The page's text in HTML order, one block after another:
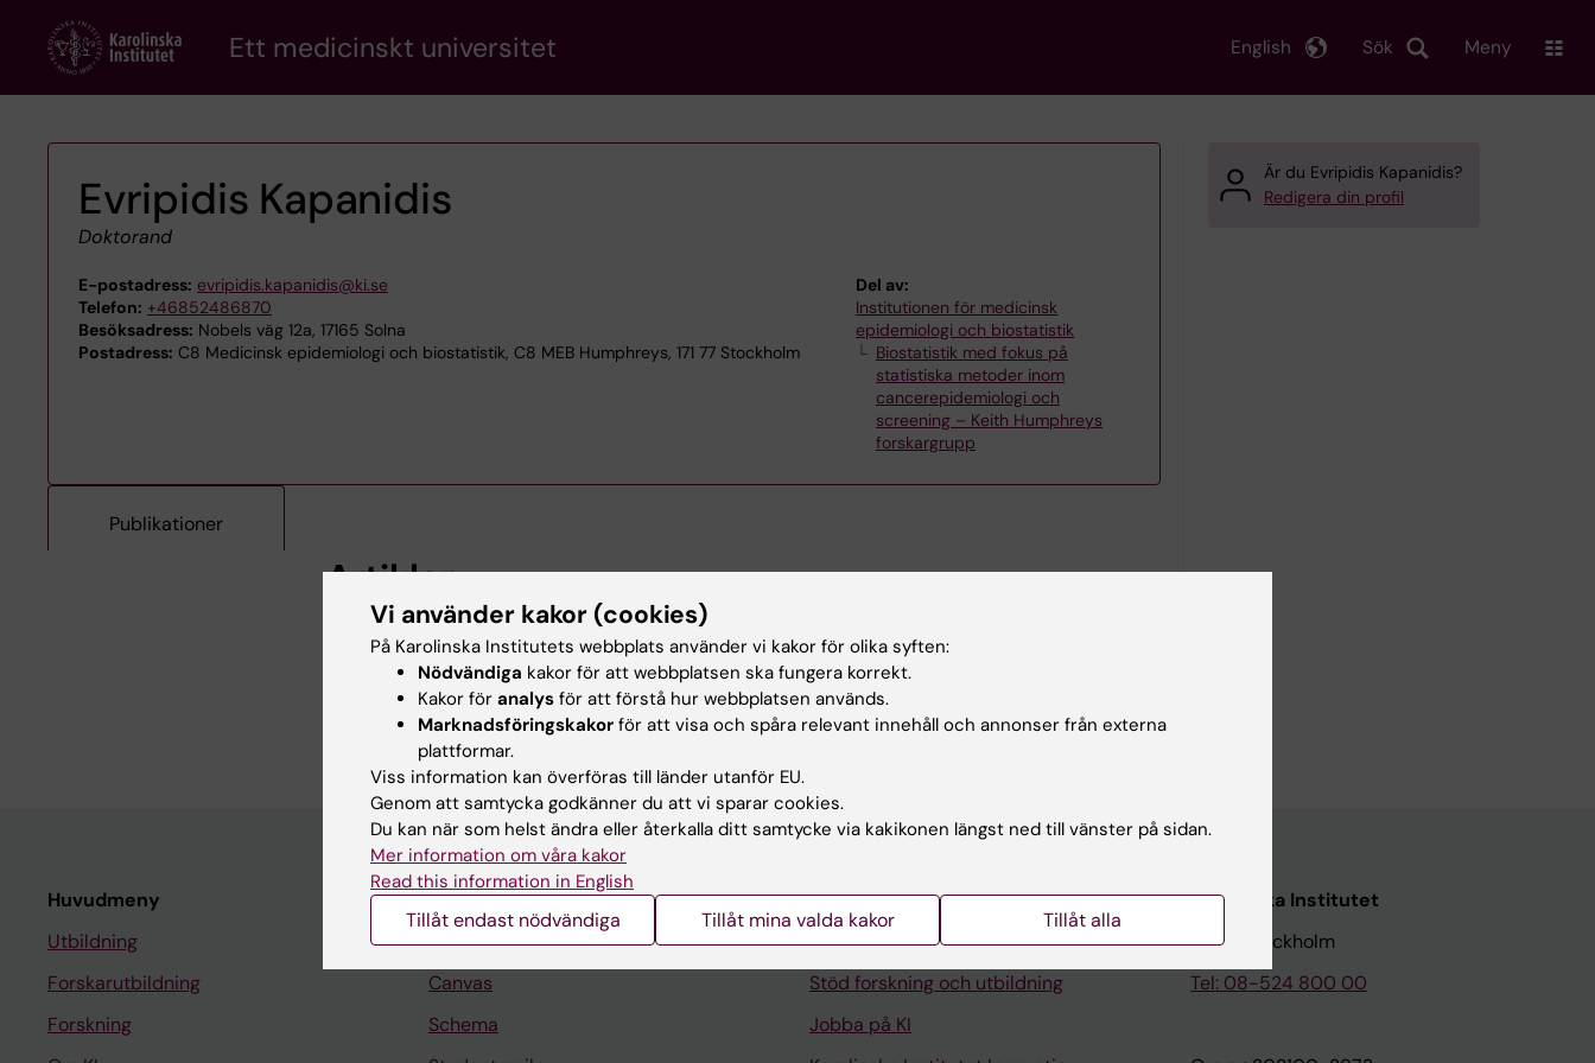
content
Ett medicinskt universitet Sök
English Meny
Evripidis Kapanidis
Doktorand
E-postadress: evripidis.kapanidis@ki.se
Telefon: +46852486870
Besöksadress: Nobels väg 12a, 17165 Solna
Postadress: C8 Medicinsk epidemiologi och biostatistik, C8 MEB Humphreys, 171 77 Stockholm
Del av:
Institutionen för medicinsk
epidemiologi och biostatistik
Biostatistik med fokus på
statistiska metoder inom
cancerepidemiologi och
screening – Keith Humphreys
forskargrupp
Publikationer
Artiklar
JOURNAL ARTICLE:JOURNAL OF MATHEMATICAL BIOLOGY.2026;92(6):96
A framework for jointly modeling the natural history of ductal carcinoma in situ and
invasive breast cancer
Kapanidis E; Humphreys K
Är du Evripidis Kapanidis?
Redigera din profil
Huvudmeny
Utbildning
Forskarutbildning
Forskning
Student
Ladok
Canvas
Schema
Kontakta och besök KI
Universitetsbiblioteket
Stöd forskning och utbildning
Jobba på KI
Karolinska Institutet
171 77 Stockholm
Tel: 08-524 800 00
Vi använder kakor (cookies)
På Karolinska Institutets webbplats använder vi kakor för olika syften:
Nödvändiga kakor för att webbplatsen ska fungera korrekt.
Kakor för analys för att förstå hur webbplatsen används.
Marknadsföringskakor för att visa och spåra relevant innehåll och annonser från externa
plattformar.
Viss information kan överföras till länder utanför EU.
Genom att samtycka godkänner du att vi sparar cookies.
Du kan när som helst ändra eller återkalla ditt samtycke via kakikonen längst ned till vänster på sidan.
Mer information om våra kakor
Read this information in English
Tillåt endast nödvändiga Tillåt mina valda kakor Tillåt alla